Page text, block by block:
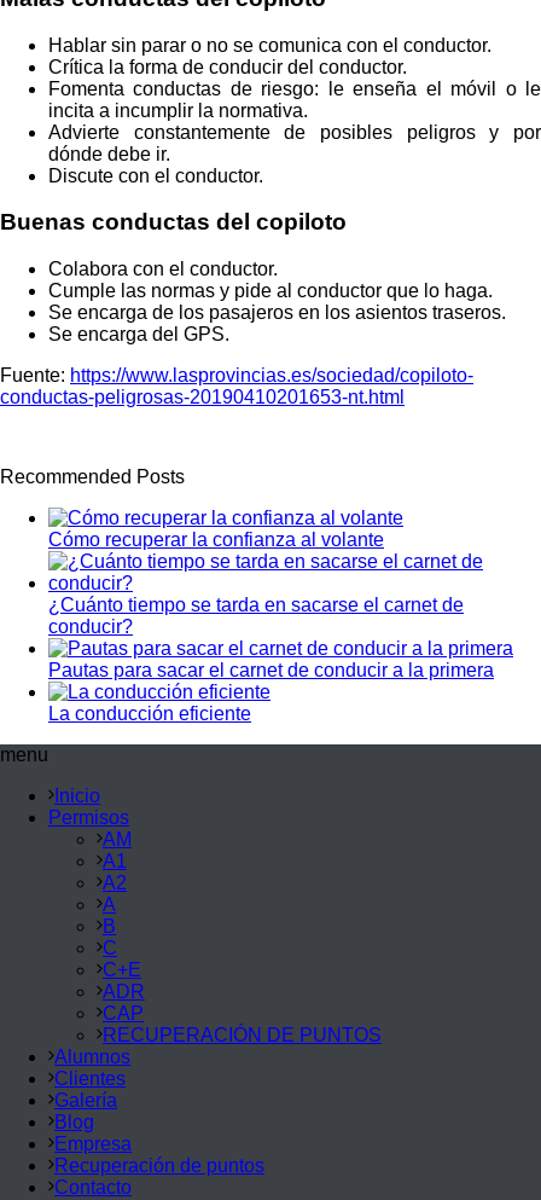
Hablar sin parar o no se comunica con el conductor.
Crítica la forma de conducir del conductor.
Fomenta conductas de riesgo: le enseña el móvil o le
incita a incumplir la normativa.
Advierte constantemente de posibles peligros y por
dónde debe ir.
Discute con el conductor.
Buenas conductas del copiloto
Colabora con el conductor.
Cumple las normas y pide al conductor que lo haga.
Se encarga de los pasajeros en los asientos traseros.
Se encarga del GPS.
Fuente: https://www.lasprovincias.es/sociedad/copiloto-
conductas-peligrosas-20190410201653-nt.html
Recommended Posts
Cómo recuperar la confianza al volante
¿Cuánto tiempo se tarda en sacarse el carnet de
conducir?
Pautas para sacar el carnet de conducir a la primera
La conducción eficiente
menu
Inicio
Permisos
AM
A1
A2
A
B
C
C+E
ADR
CAP
RECUPERACIÓN DE PUNTOS
Alumnos
Clientes
Galería
Blog
Empresa
Recuperación de puntos
Contacto